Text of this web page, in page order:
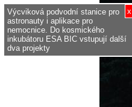
x
Výcviková podvodní stanice pro
astronauty i aplikace pro
nemocnice. Do kosmického
inkubátoru ESA BIC vstupují další
dva projekty